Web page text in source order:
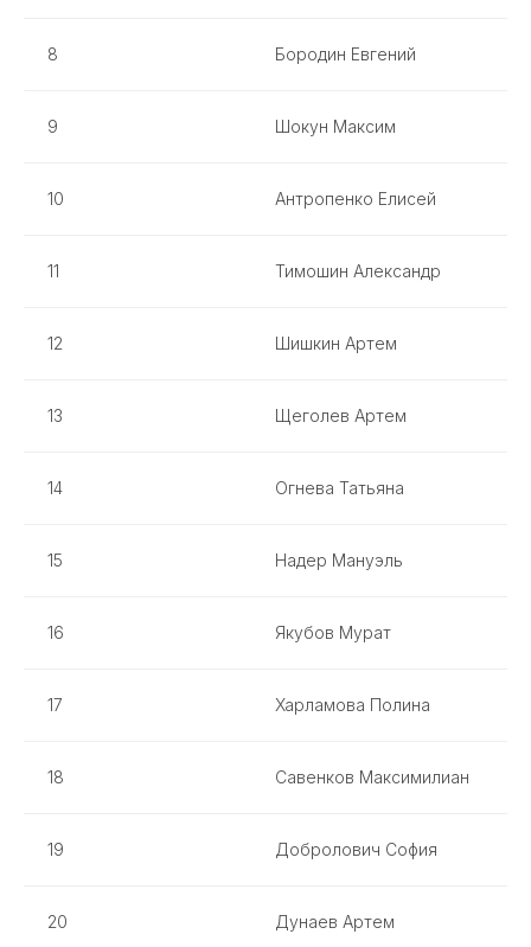
8 Бородин Евгений
9 Шокун Максим
10 Антропенко Елисей
11 Тимошин Александр
12 Шишкин Артем
13 Щеголев Артем
14 Огнева Татьяна
15 Надер Мануэль
16 Якубов Мурат
17 Харламова Полина
18 Савенков Максимилиан
19 Добролович София
20 Дунаев Артем